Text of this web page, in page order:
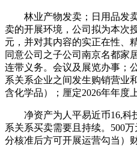
林业产物发卖；日用品发卖
卖的开展环境，公司拟为本次
元，并对其内容的实正在性、
同意公司之子公司南京名都家
连带义务。会议及展览办事；
系关系企业之间发生购销营业
含化学品）；厘定2026年年度
净资产为人平易近币16,科
系关系买卖需要且持续。500
分核准后方可开展运营勾当）